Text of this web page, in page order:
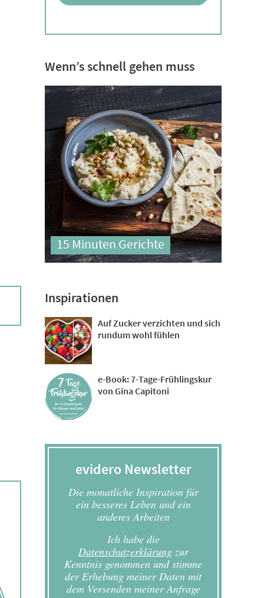
Wenn’s schnell gehen muss
15 Minuten Gerichte
Inspirationen
Auf Zucker verzichten und sich
rundum wohl fühlen
e-Book: 7-Tage-Frühlingskur
von Gina Capitoni
evidero Newsletter
Die monatliche Inspiration für
ein besseres Leben und ein
anderes Arbeiten
Ich habe die
Datenschutzerklärungzur
Kenntnis genommen und stimme
der Erhebung meiner Daten mit
dem Versenden meiner Anfrage